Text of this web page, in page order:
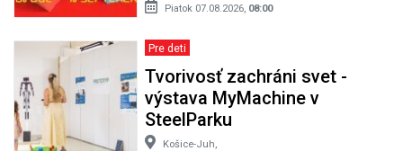
Piatok 07.08.2026, 08:00
Pre deti
Tvorivosť zachráni svet -
výstava MyMachine v
SteelParku
Košice-Juh,